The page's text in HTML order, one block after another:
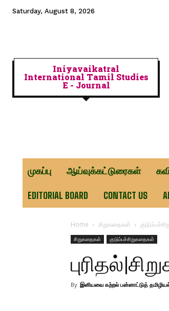
Saturday, August 8, 2026
Iniyavaikatral
International Tamil Studies
E - Journal
முகப்பு ஆய்வுக்கட்டுரைகள்
EDITORIAL BOARD CONTACT US
Home சிறுகதைகள்
சிறுகதைகள் குடும்பச்சிறுகதைகள்
By இனியவை கற்றல் பன்னாட்டுத்